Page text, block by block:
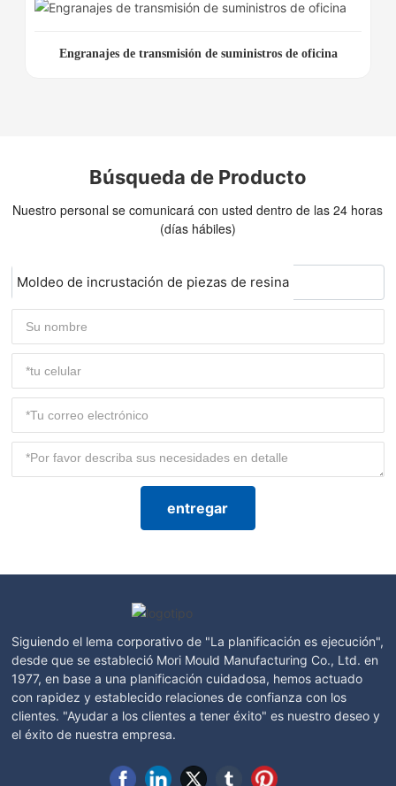
Engranajes de transmisión de suministros de oficina
Búsqueda de Producto
Nuestro personal se comunicará con usted dentro de las 24 horas
(días hábiles)
Moldeo de incrustación de piezas de resina
entregar
Siguiendo el lema corporativo de "La planificación es ejecución",
desde que se estableció Mori Mould Manufacturing Co., Ltd. en
1977, en base a una planificación cuidadosa, hemos actuado
con rapidez y establecido relaciones de confianza con los
clientes. "Ayudar a los clientes a tener éxito" es nuestro deseo y
el éxito de nuestra empresa.